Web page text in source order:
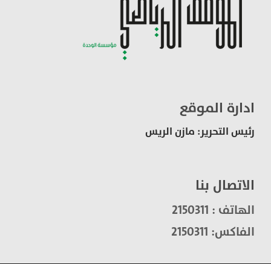
ادارة الموقع
رئيس التحرير: مازن الريس
الاتصال بنا
الهاتف : 2150311
الفاكس: 2150311